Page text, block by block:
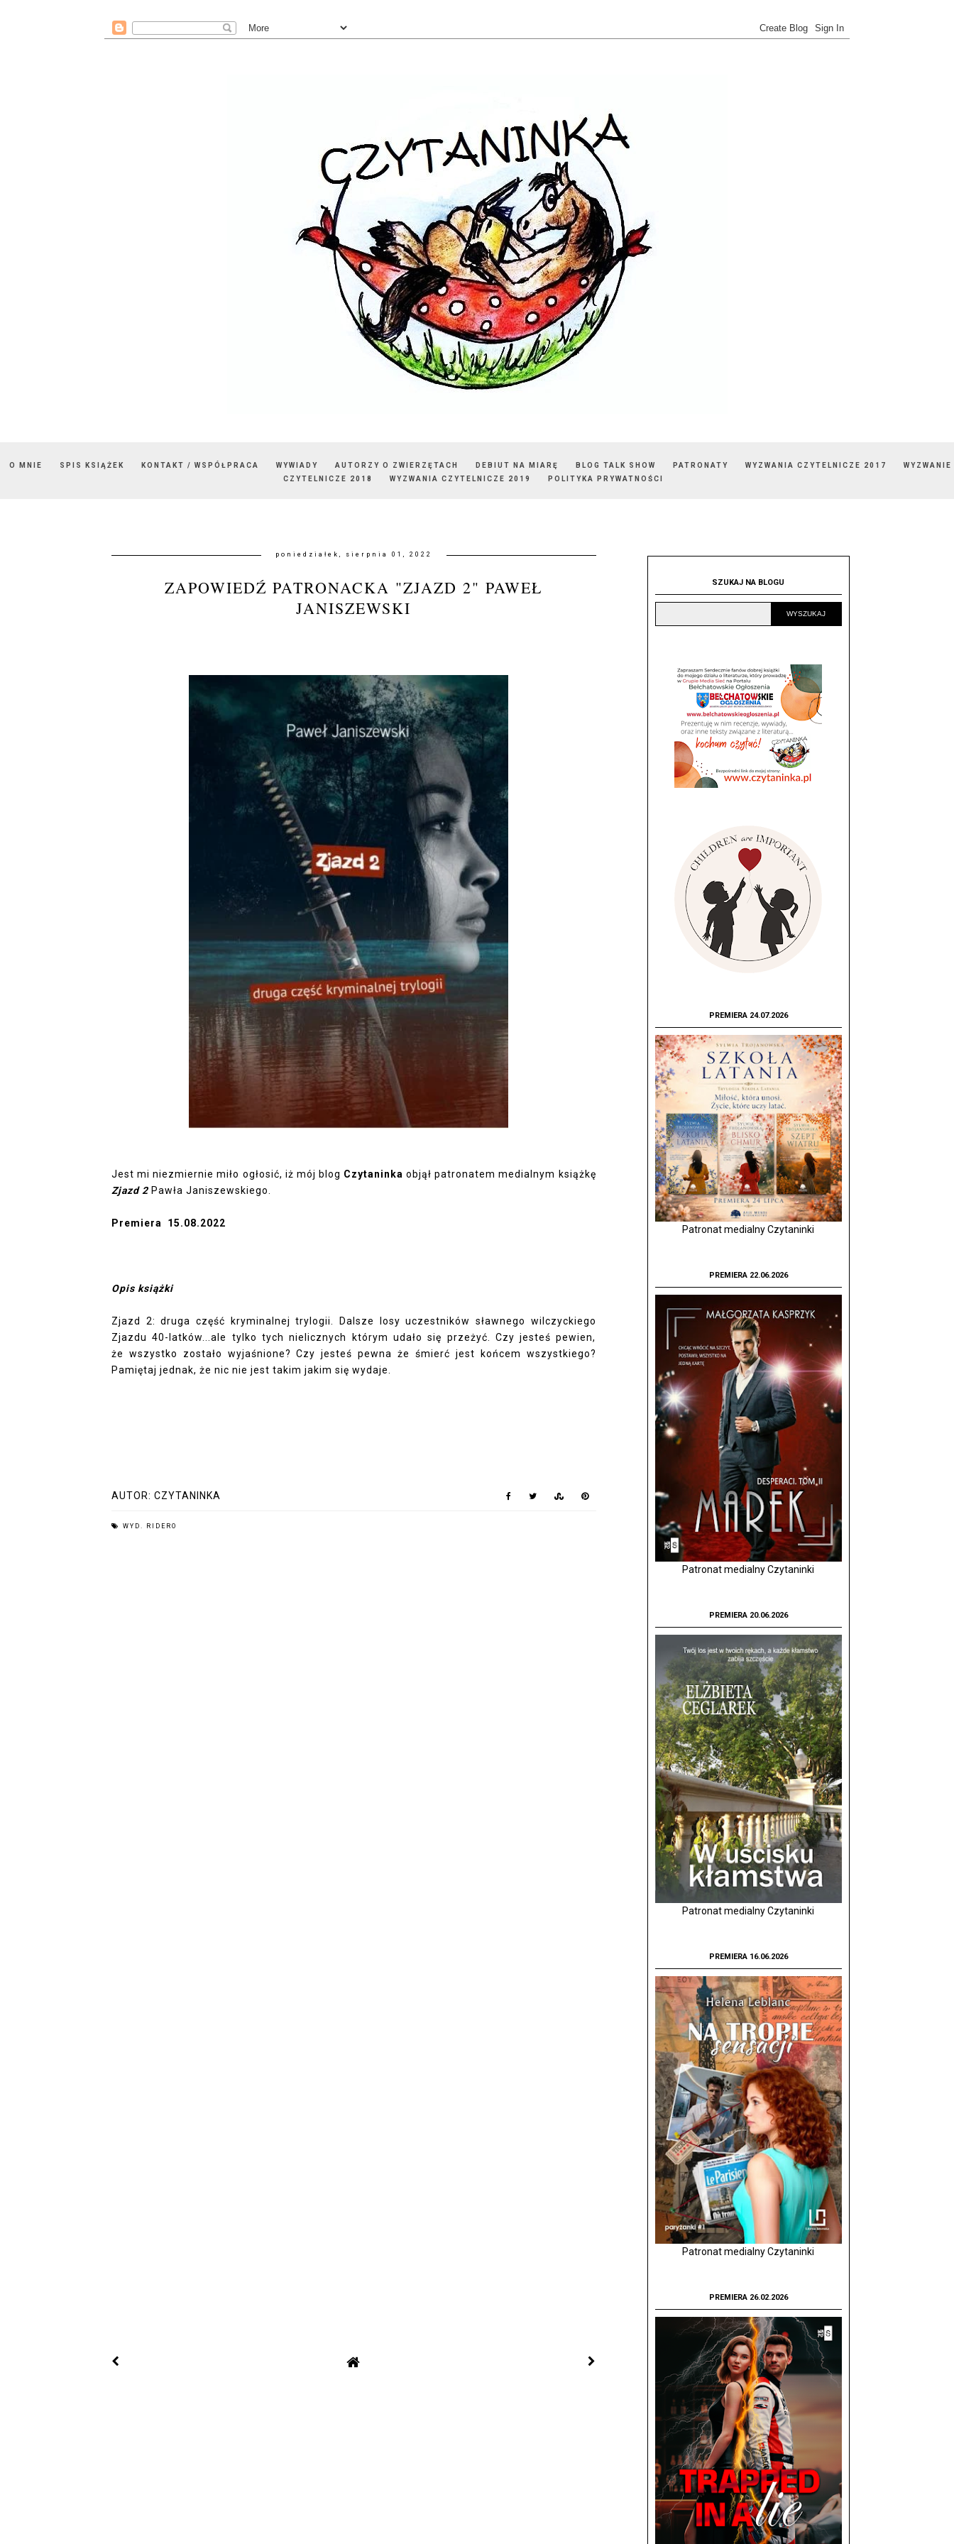
O MNIE SPIS KSIĄŻEK KONTAKT / WSPÓŁPRACA WYWIADY AUTORZY O ZWIERZĘTACH DEBIUT NA MIARĘ BLOG TALK SHOW PATRONATY WYZWANIA CZYTELNICZE 2017
WYZWANIE
CZYTELNICZE 2018
WYZWANIA CZYTELNICZE 2019 POLITYKA PRYWATNOŚCI
poniedziałek, sierpnia 01, 2022
ZAPOWIEDŹ PATRONACKA "ZJAZD 2" PAWEŁ
JANISZEWSKI
Jest mi niezmiernie miło ogłosić, iż mój blog Czytaninka objął patronatem medialnym książkę
Zjazd 2 Pawła Janiszewskiego.
Premiera 15.08.2022
Opis książki
Zjazd 2: druga część kryminalnej trylogii. Dalsze losy uczestników sławnego wilczyckiego
Zjazdu 40-latków...ale tylko tych nielicznych którym udało się przeżyć. Czy jesteś pewien,
że wszystko zostało wyjaśnione? Czy jesteś pewna że śmierć jest końcem wszystkiego?
Pamiętaj jednak, że nic nie jest takim jakim się wydaje.
AUTOR: CZYTANINKA
WYD. RIDERO
SZUKAJ NA BLOGU
PREMIERA 24.07.2026
Patronat medialny Czytaninki
PREMIERA 22.06.2026
Patronat medialny Czytaninki
PREMIERA 20.06.2026
Patronat medialny Czytaninki
PREMIERA 16.06.2026
Patronat medialny Czytaninki
PREMIERA 26.02.2026